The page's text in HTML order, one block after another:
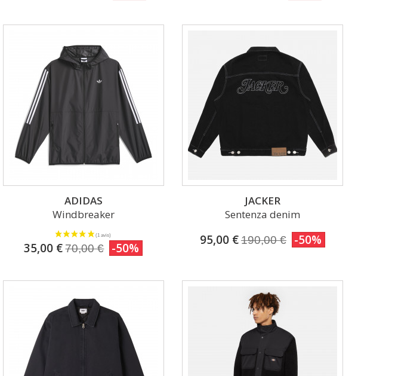
ADIDAS
Windbreaker
35,00 € 70,00 € -50%
JACKER
Sentenza denim
95,00 €190,00 € -50%